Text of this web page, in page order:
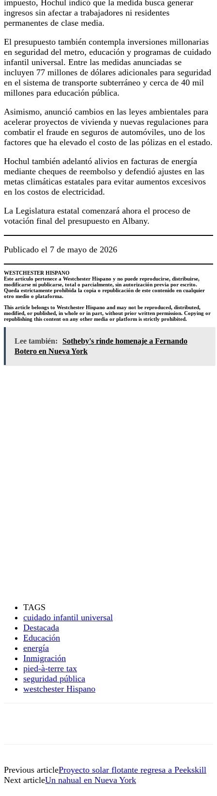
impuesto, Hochul indicó que la medida busca generar
ingresos sin afectar a trabajadores ni residentes
permanentes de clase media.
El presupuesto también contempla inversiones millonarias
en seguridad del metro, educación y programas de cuidado
infantil universal. Entre las medidas anunciadas se
incluyen 77 millones de dólares adicionales para seguridad
en el sistema de transporte subterráneo y cerca de 40 mil
millones para educación pública.
Asimismo, anunció cambios en las leyes ambientales para
acelerar proyectos de vivienda y nuevas regulaciones para
combatir el fraude en seguros de automóviles, uno de los
factores que ha elevado el costo de las pólizas en el estado.
Hochul también adelantó alivios en facturas de energía
mediante cheques de reembolso y defendió ajustes en las
metas climáticas estatales para evitar aumentos excesivos
en los costos de electricidad.
La Legislatura estatal comenzará ahora el proceso de
votación final del presupuesto en Albany.
Publicado el 7 de mayo de 2026
WESTCHESTER HISPANO
Este artículo pertenece a Westchester Hispano y no puede reproducirse, distribuirse,
modificarse ni publicarse, total o parcialmente, sin autorización previa por escrito.
Queda estrictamente prohibida la copia o republicación de este contenido en cualquier
otro medio o plataforma.
This article belongs to Westchester Hispano and may not be reproduced, distributed,
modified, or published, in whole or in part, without prior written permission. Copying or
republishing this content on any other media or platform is strictly prohibited.
Lee también:
Sotheby's rinde homenaje a Fernando
Botero en Nueva York
TAGS
cuidado infantil universal
Destacada
Educación
energía
Inmigración
pied-à-terre tax
seguridad pública
westchester Hispano
Previous articleProyecto solar flotante regresa a Peekskill
Next articleUn nahual en Nueva York